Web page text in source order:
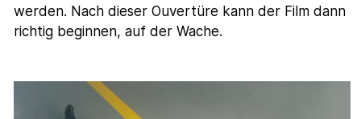
werden. Nach dieser Ouvertüre kann der Film dann
richtig beginnen, auf der Wache.